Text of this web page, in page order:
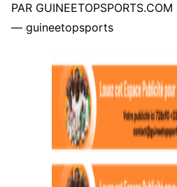
PAR GUINEETOPSPORTS.COM
— guineetopsports